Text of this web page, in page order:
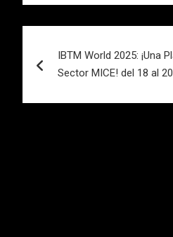
de
entradas
IBTM World 2025: ¡Una
Sector MICE! del 18 al